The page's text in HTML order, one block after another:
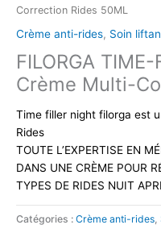
Correction Rides 50ML
Crème anti-rides, Soin
FILORGA
Crème Multi-
Time filler night filorga est
Rides
TOUTE L’EXPERTISE EN
DANS UNE CRÈME POUR
TYPES DE RIDES NUIT
Catégories : Crème anti-rides,